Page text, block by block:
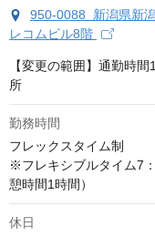
950-0088 新潟県新
レコムビル8階
【変更の範囲】通勤時
所
勤務時間
フレックスタイム制
※フレキシブルタイム7
憩時間1時間）
休日